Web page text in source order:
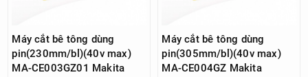
Máy cắt bê tông dùng
pin(230mm/bl)(40v max)
MA-CE003GZ01 Makita
Máy cắt bê tông dùng
pin(305mm/bl)(40v max)
MA-CE004GZ Makita